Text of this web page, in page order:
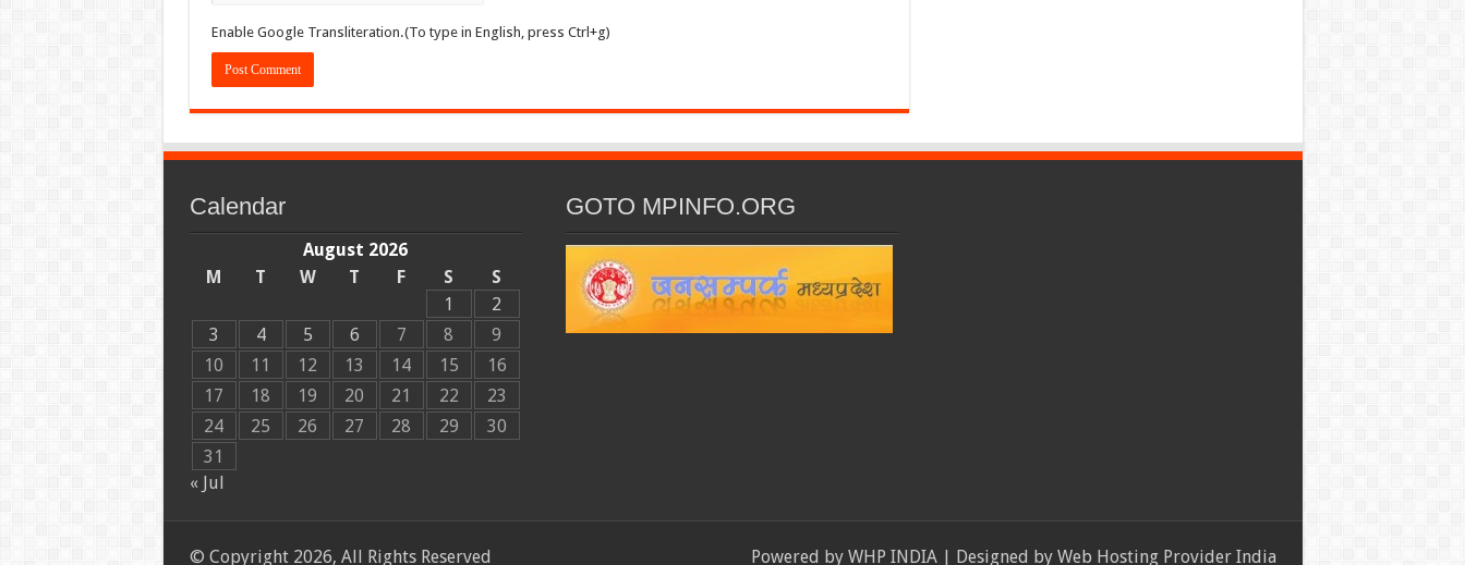
Enable Google Transliteration.(To type in English, press Ctrl+g)
Calendar
August 2026
M
T W T F S
S
1
2
3
4 5 6 7 8
9
10
11 12 13 14 15
16
17
18 19 20 21 22
23
24
25 26 27 28 29
30
31
« Jul
GOTO MPINFO.ORG
Powered by WHP INDIA| Designed by Web Hosting Provider India
© Copyright 2026, All Rights Reserved